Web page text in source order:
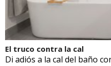
El truco contra la cal
Di adiós a la cal del baño